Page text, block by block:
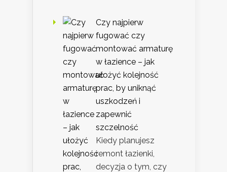
Czy najpierw
fugować czy
montować armaturę
w łazience – jak
ułożyć kolejność
prac, by uniknąć
uszkodzeń i
zapewnić
szczelność
Kiedy planujesz
remont łazienki,
decyzja o tym, czy